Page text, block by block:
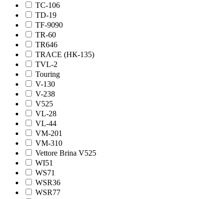
TC-106
TD-19
TF-9090
TR-60
TR646
TRACE (НК-135)
TVL-2
Touring
V-130
V-238
V525
VL-28
VL-44
VM-201
VM-310
Vettore Brina V525
WI51
WS71
WSR36
WSR77